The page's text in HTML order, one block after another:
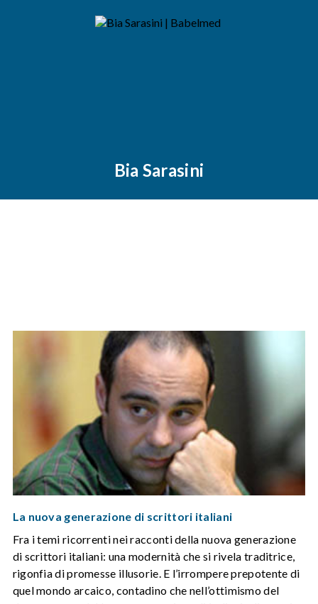
Bia Sarasini
La nuova generazione di scrittori italiani
Fra i temi ricorrenti nei racconti della nuova generazione
di scrittori italiani: una modernità che si rivela traditrice,
rigonfia di promesse illusorie. E l’irrompere prepotente di
quel mondo arcaico, contadino che nell’ottimismo del